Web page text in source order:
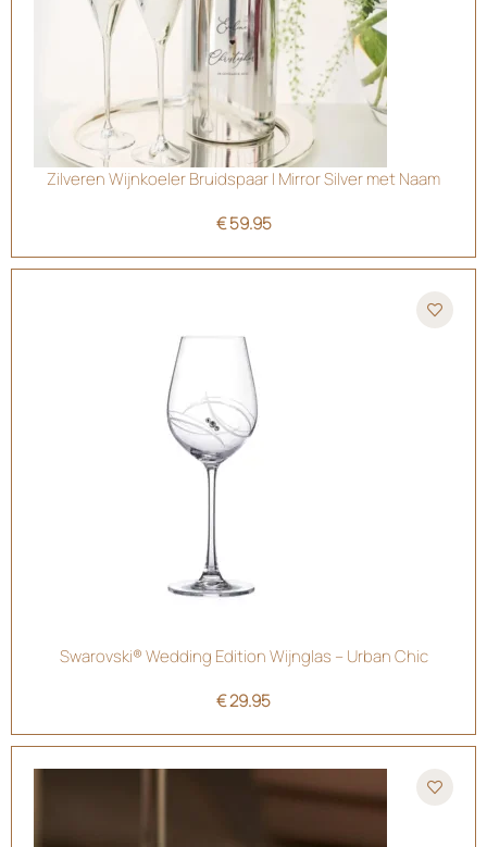
Zilveren Wijnkoeler Bruidspaar | Mirror Silver met Naam
€59.95
Swarovski® Wedding Edition Wijnglas – Urban Chic
€29.95